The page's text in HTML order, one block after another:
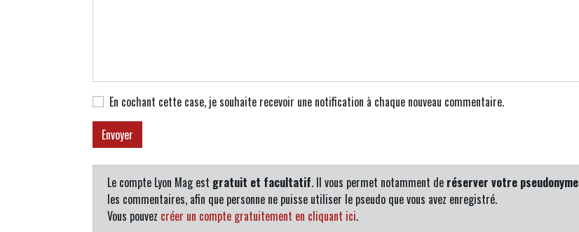
En cochant cette case, je souhaite recevoir une notification à chaque nouveau commentaire.
Le compte Lyon Mag est gratuit et facultatif. Il vous permet notamment de réserver votre pseudonyme
les commentaires, afin que personne ne puisse utiliser le pseudo que vous avez enregistré.
Vous pouvez créer un compte gratuitement en cliquant ici.